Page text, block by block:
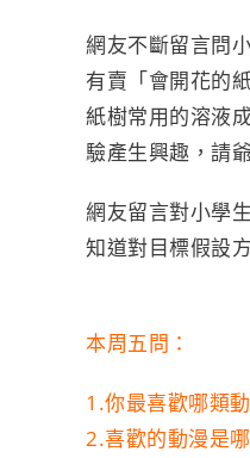
網友不斷留言問
有賣「會開花的
紙樹常用的溶液
驗產生興趣，請
網友留言對小學
知道對目標假設
本周五問：
1.你最喜歡哪類
2.喜歡的動漫是